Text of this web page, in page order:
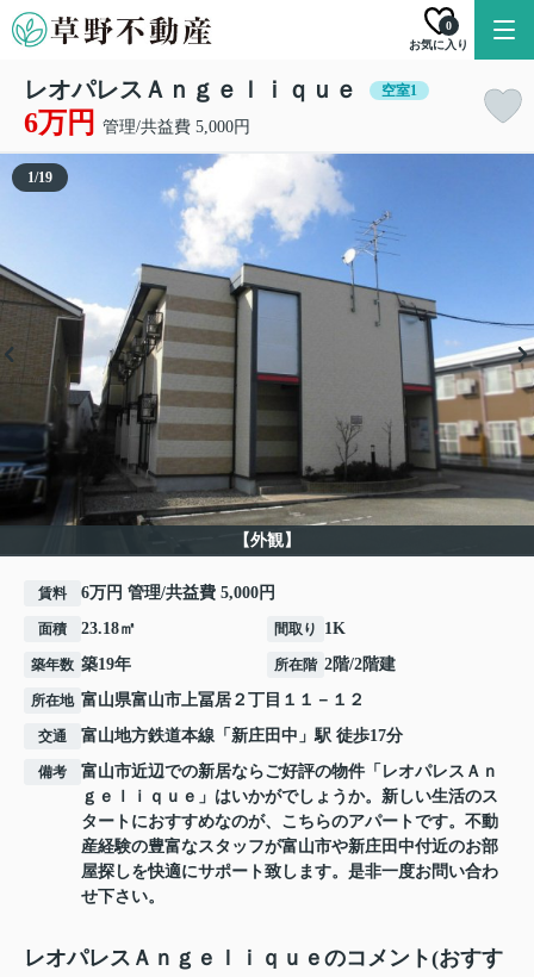
お気に入り
0
レオパレスＡｎｇｅｌｉｑｕｅ 空室1
6万円 管理/共益費 5,000円
【外観】
1/19
賃料 6万円 管理/共益費 5,000円
面積 23.18㎡ 間取り 1K
築年数 築19年 所在階 2階/2階建
所在地 富山県富山市上冨居 ２丁目１１－１２
交通 富山地方鉄道本線 「 新庄田中 」駅 徒歩17分
備考
富山市近辺での新居ならご好評の物件「レオパレスＡｎ
ｇｅｌｉｑｕｅ」はいかがでしょうか。新しい生活のス
タートにおすすめなのが、こちらのアパートです。不動
産経験の豊富なスタッフが富山市や新庄田中付近のお部
屋探しを快適にサポート致します。是非一度お問い合わ
せ下さい。
レオパレスＡｎｇｅｌｉｑｕｅのコメント(おすす